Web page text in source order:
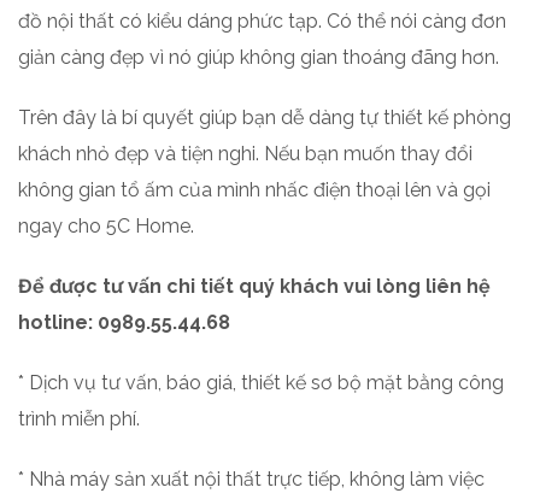
đồ nội thất có kiểu dáng phức tạp. Có thể nói càng đơn
giản càng đẹp vì nó giúp không gian thoáng đãng hơn.
Trên đây là bí quyết giúp bạn dễ dàng tự thiết kế phòng
khách nhỏ đẹp và tiện nghi. Nếu bạn muốn thay đổi
không gian tổ ấm của mình nhấc điện thoại lên và gọi
ngay cho 5C Home.
Để được tư vấn chi tiết quý khách vui lòng liên hệ
hotline: 0989.55.44.68
* Dịch vụ tư vấn, báo giá, thiết kế sơ bộ mặt bằng công
trình miễn phí.
* Nhà máy sản xuất nội thất trực tiếp, không làm việc